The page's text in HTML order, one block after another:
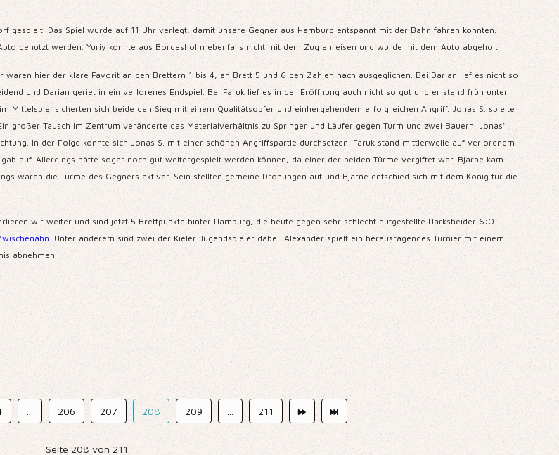
gespielt. Das Spiel wurde auf 11 Uhr verlegt, damit unsere Gegner aus Hamburg entspannt mit der Bahn fahren konnten.
genutzt werden. Yuriy konnte aus Bordesholm ebenfalls nicht mit dem Zug anreisen und wurde mit dem Auto abgeholt.
waren hier der klare Favorit an den Brettern 1 bis 4, an Brett 5 und 6 den Zahlen nach ausgeglichen. Bei Darian lief es nicht so
und Darian geriet in ein verlorenes Endspiel. Bei Faruk lief es in der Eröffnung auch nicht so gut und er stand früh unter
Mittelspiel sicherten sich beide den Sieg mit einem Qualitätsopfer und einhergehendem erfolgreichen Angriff. Jonas S. spielte
großer Tausch im Zentrum veränderte das Materialverhältnis zu Springer und Läufer gegen Turm und zwei Bauern. Jonas‘
In der Folge konnte sich Jonas S. mit einer schönen Angriffspartie durchsetzen. Faruk stand mittlerweile auf verlorenem
auf. Allerdings hätte sogar noch gut weitergespielt werden können, da einer der beiden Türme vergiftet war. Bjarne kam
waren die Türme des Gegners aktiver. Sein stellten gemeine Drohungen auf und Bjarne entschied sich mit dem König für die
wir weiter und sind jetzt 5 Brettpunkte hinter Hamburg, die heute gegen sehr schlecht aufgestellte Harksheider 6:0
. Unter anderem sind zwei der Kieler Jugendspieler dabei. Alexander spielt ein herausragendes Turnier mit einem
abnehmen.
206 207 208 209 211
Seite 208 von 211